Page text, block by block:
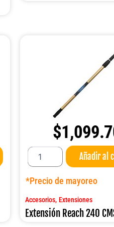
$
Extensión
Reach
240
CMS.
cantidad
Añadir al
*Precio de mayoreo
Accesorios, Extensiones
Extensión Reach 240